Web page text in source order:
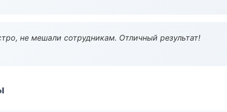
не мешали сотрудникам. Отличный результат!